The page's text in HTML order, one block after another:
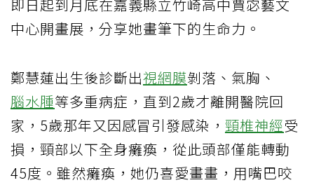
即日起到月底在嘉義縣立竹崎高中賈宓藝文
中心開畫展，分享她畫筆下的生命力。
鄭慧蓮出生後診斷出視網膜剝落、氣胸、
腦水腫等多重病症，直到2歲才離開醫院回
家，5歲那年又因感冒引發感染， 頸椎神經受
損，頸部以下全身癱瘓，從此頭部僅能轉動
45度。雖然癱瘓，她仍喜愛畫畫，用嘴巴咬